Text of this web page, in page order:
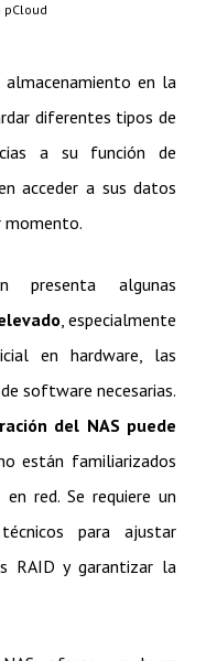
pCloud
en la
diferentes tipos de
a su función de
acceder a sus datos
momento.
presenta algunas
, especialmente
en hardware, las
software necesarias.
del NAS puede
están familiarizados
red. Se requiere un
para ajustar
RAID y garantizar la